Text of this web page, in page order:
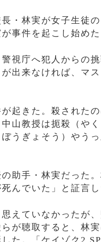
・林実が女子生徒
事件を起こし始めた
視庁へ犯人からの
出来なければ、マ
起きた。殺された
山教授は扼殺（や
うぎょそう）やう
助手・林実だった
んでいた」と証言し
えていなかったが
が聴取すると、林
た。「ケイゾク2